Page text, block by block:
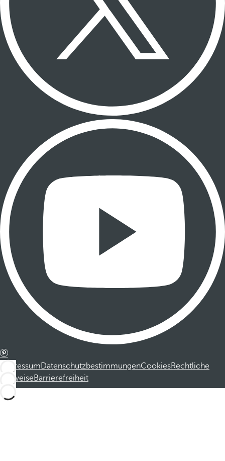
ImpressumDatenschutzbestimmungenCookiesRechtliche
HinweiseBarrierefreiheit